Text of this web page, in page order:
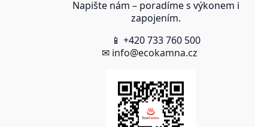
Napište nám – poradíme s výkonem i
zapojením.
📱 +420 733 760 500
✉ info@ecokamna.cz